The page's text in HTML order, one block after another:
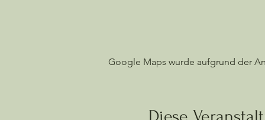
436,00€
Google Maps wurde aufgrund der
Diese